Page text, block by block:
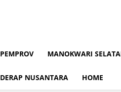
PEMPROV MANOKWARI
DERAP NUSANTARA HOME